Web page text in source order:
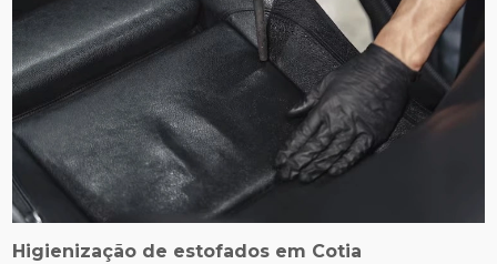
Higienização de estofados em Cotia